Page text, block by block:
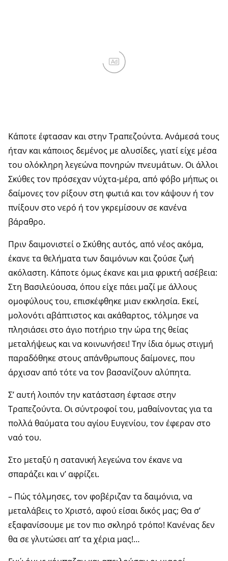
Ad
Κάποτε έφτασαν και στην Τραπεζούντα. Ανάμεσά τους
ήταν και κάποιος δεμένος με αλυσίδες, γιατί είχε μέσα
του ολόκληρη λεγεώνα πονηρών πνευμάτων. Οι άλλοι
Σκύθες τον πρόσεχαν νύχτα-μέρα, από φόβο μήπως οι
δαίμονες τον ρίξουν στη φωτιά και τον κάψουν ή τον
πνίξουν στο νερό ή τον γκρεμίσουν σε κανένα
βάραθρο.
Πριν δαιμονιστεί ο Σκύθης αυτός, από νέος ακόμα,
έκανε τα θελήματα των δαιμόνων και ζούσε ζωή
ακόλαστη. Κάποτε όμως έκανε και μια φρικτή ασέβεια:
Στη Βασιλεύουσα, όπου είχε πάει μαζί με άλλους
ομοφύλους του, επισκέφθηκε μιαν εκκλησία. Εκεί,
μολονότι αβάπτιστος και ακάθαρτος, τόλμησε να
πλησιάσει στο άγιο ποτήριο την ώρα της θείας
μεταλήψεως και να κοινωνήσει! Την ίδια όμως στιγμή
παραδόθηκε στους απάνθρωπους δαίμονες, που
άρχισαν από τότε να τον βασανίζουν αλύπητα.
Σ’ αυτή λοιπόν την κατάσταση έφτασε στην
Τραπεζούντα. Οι σύντροφοί του, μαθαίνοντας για τα
πολλά θαύματα του αγίου Ευγενίου, τον έφεραν στο
ναό του.
Στο μεταξύ η σατανική λεγεώνα τον έκανε να
σπαράζει και ν’ αφρίζει.
– Πώς τόλμησες, τον φοβέριζαν τα δαιμόνια, να
μεταλάβεις το Χριστό, αφού είσαι δικός μας; Θα σ’
εξαφανίσουμε με τον πιο σκληρό τρόπο! Κανένας δεν
θα σε γλυτώσει απ’ τα χέρια μας!…